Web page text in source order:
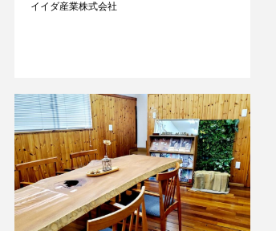
イイダ産業株式会社